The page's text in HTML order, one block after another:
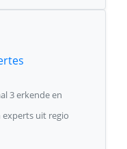
3 erkende en
uit regio